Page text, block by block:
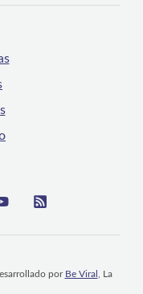
por Be Viral , La